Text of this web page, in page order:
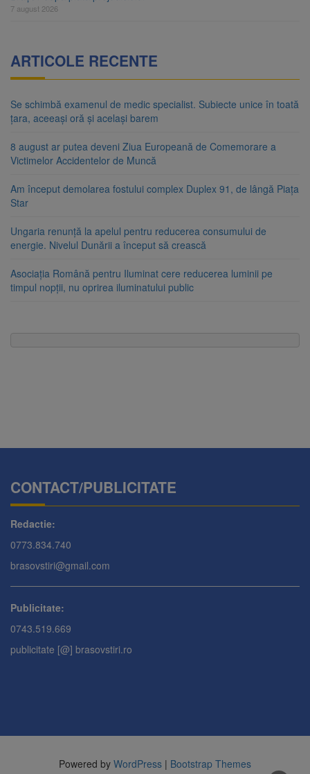
7 august 2026
ARTICOLE RECENTE
Se schimbă examenul de medic specialist. Subiecte unice în toată
țara, aceeași oră și același barem
8 august ar putea deveni Ziua Europeană de Comemorare a
Victimelor Accidentelor de Muncă
Am început demolarea fostului complex Duplex 91, de lângă Piața
Star
Ungaria renunță la apelul pentru reducerea consumului de
energie. Nivelul Dunării a început să crească
Asociația Română pentru Iluminat cere reducerea luminii pe
timpul nopții, nu oprirea iluminatului public
CONTACT/PUBLICITATE
Redactie:
0773.834.740
brasovstiri@gmail.com
Publicitate:
0743.519.669
publicitate [@] brasovstiri.ro
Powered by WordPress | Bootstrap Themes